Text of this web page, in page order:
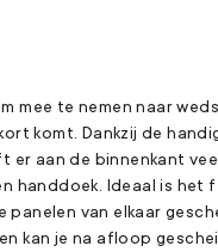
mee te nemen naar
komt. Dankzij de
er aan de binnenkant
handdoek. Ideaal is het
van elkaar
kan je na afloop